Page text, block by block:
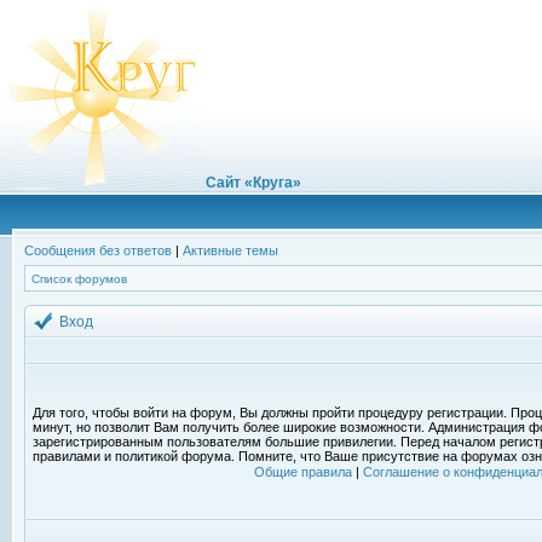
Сайт «Круга»
Сообщения без ответов | Активные темы
Список форумов
Вход
Для того, чтобы войти на форум, Вы должны пройти процедуру регистрации.
минут, но позволит Вам получить более широкие возможности. Администрация
зарегистрированным пользователям большие привилегии. Перед началом
правилами и политикой форума. Помните, что Ваше присутствие на форумах
Общие правила| Соглашение о